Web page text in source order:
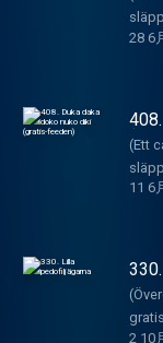
en begränsad
avsnitt i
prenumeranter att
på podden
registrera dig
som
upp
Ta
Miss
28 6
(Ett
hour
t.ex.
11 6
2 10